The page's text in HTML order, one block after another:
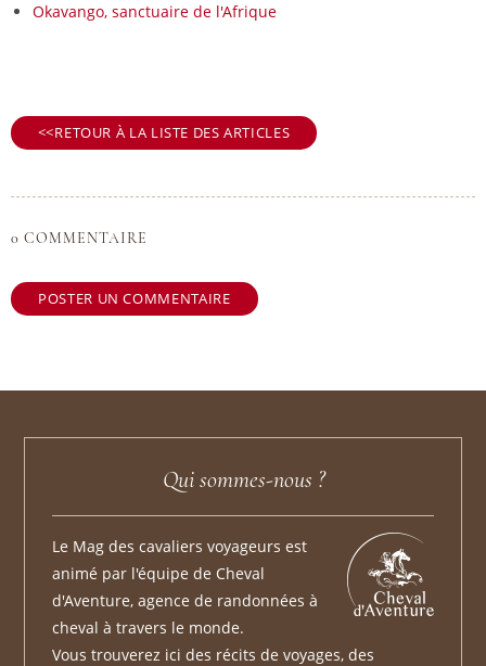
Okavango, sanctuaire de l'Afrique
RETOUR À LA LISTE DES ARTICLES
0 COMMENTAIRE
POSTER UN COMMENTAIRE
Qui sommes-nous ?
Le Mag des cavaliers voyageurs est
animé par l'équipe de Cheval
d'Aventure, agence de randonnées à
cheval à travers le monde.
Vous trouverez ici des récits de voyages, des